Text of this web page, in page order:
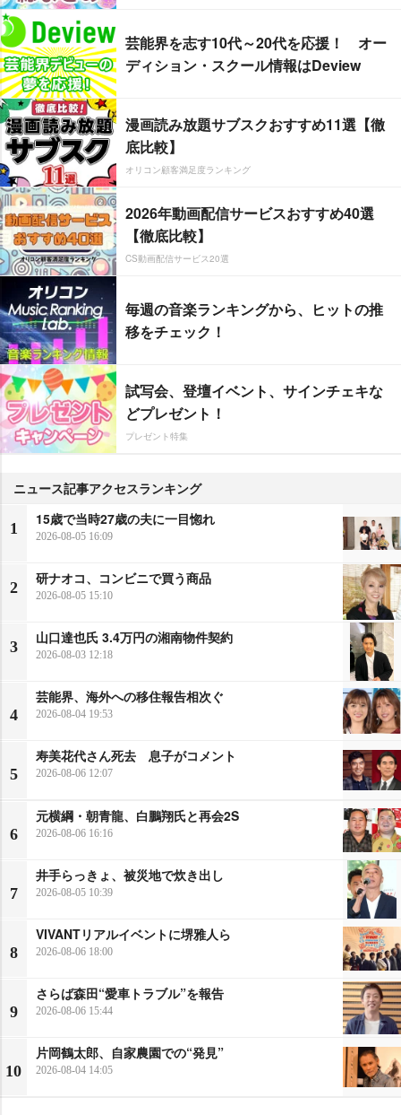
芸能界を志す10代～20代を応援！ オー
ディション・スクール情報はDeview
漫画読み放題サブスクおすすめ11選【徹
底比較】
オリコン顧客満足度ランキング
2026年動画配信サービスおすすめ40選
【徹底比較】
CS動画配信サービス20選
毎週の音楽ランキングから、ヒットの推
移をチェック！
試写会、登壇イベント、サインチェキな
どプレゼント！
プレゼント特集
ニュース記事アクセスランキング
1
15歳で当時27歳の夫に一目惚れ
2026-08-05 16:09
2
研ナオコ、コンビニで買う商品
2026-08-05 15:10
3
山口達也氏 3.4万円の湘南物件契約
2026-08-03 12:18
4
芸能界、海外への移住報告相次ぐ
2026-08-04 19:53
5
寿美花代さん死去 息子がコメント
2026-08-06 12:07
6
元横綱・朝青龍、白鵬翔氏と再会2S
2026-08-06 16:16
7
井手らっきょ、被災地で炊き出し
2026-08-05 10:39
8
VIVANTリアルイベントに堺雅人ら
2026-08-06 18:00
9
さらば森田“愛車トラブル”を報告
2026-08-06 15:44
10
片岡鶴太郎、自家農園での“発見”
2026-08-04 14:05